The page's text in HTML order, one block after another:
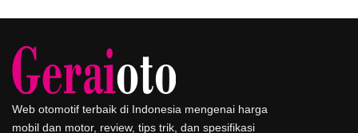
Web otomotif terbaik di Indonesia mengenai harga
mobil dan motor, review, tips trik, dan spesifikasi